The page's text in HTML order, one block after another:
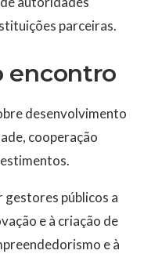
parceiras.
encontro
desenvolvimento
cooperação
públicos a
e à criação de
e à